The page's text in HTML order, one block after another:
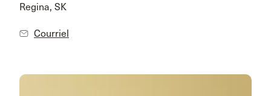
Regina, SK
Courriel